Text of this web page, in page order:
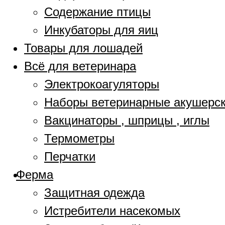
Содержание птицы
Инкубаторы для яиц
Товары для лошадей
Всё для ветеринара
Электрокоагуляторы
Наборы ветеринарные
Вакцинаторы , шприцы , иглы
Термометры
Перчатки
Ферма
Защитная одежда
Истребители насекомых